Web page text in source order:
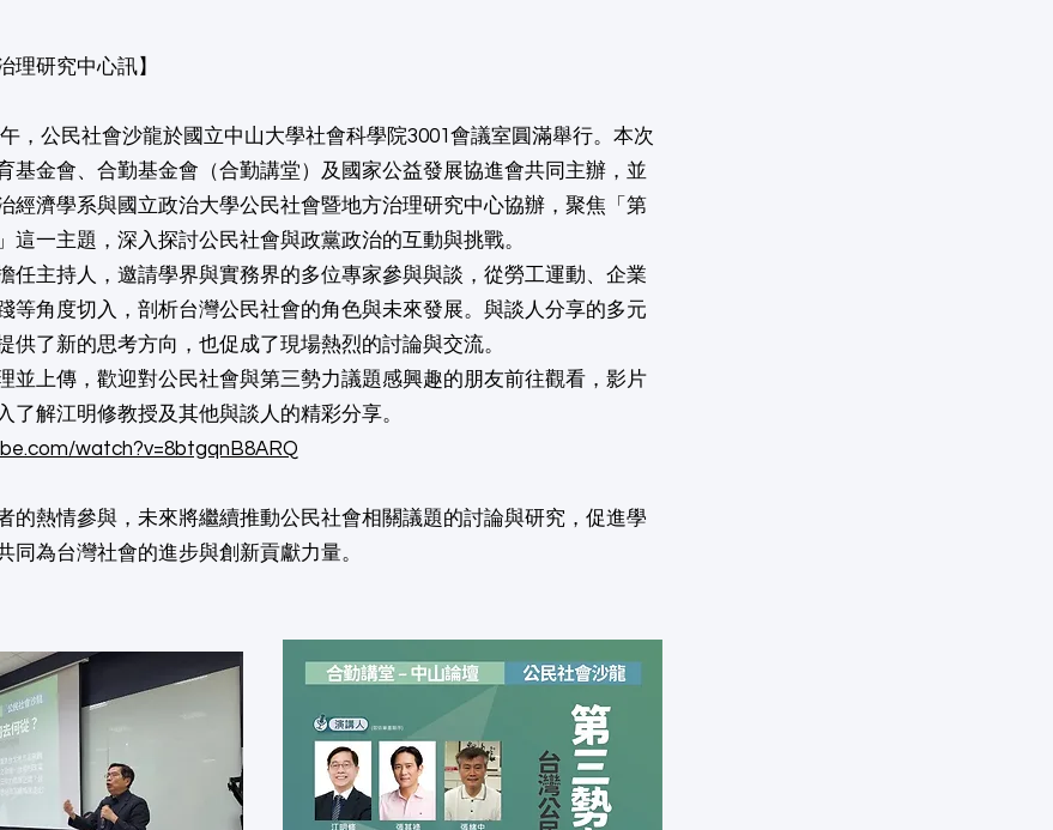
理研究中心訊】
，公民社會沙龍於國立中山大學社會科學院3001會議室圓滿舉行。本次
基金會、合勤基金會（合勤講堂）及國家公益發展協進會共同主辦，並
經濟學系與國立政治大學公民社會暨地方治理研究中心協辦，聚焦「第
這一主題，深入探討公民社會與政黨政治的互動與挑戰。
任主持人，邀請學界與實務界的多位專家參與與談，從勞工運動、企業
等角度切入，剖析台灣公民社會的角色與未來發展。與談人分享的多元
供了新的思考方向，也促成了現場熱烈的討論與交流。
並上傳，歡迎對公民社會與第三勢力議題感興趣的朋友前往觀看，影片
了解江明修教授及其他與談人的精彩分享。
watch?v=8btgqnB8ARQ
的熱情參與，未來將繼續推動公民社會相關議題的討論與研究，促進學
同為台灣社會的進步與創新貢獻力量。